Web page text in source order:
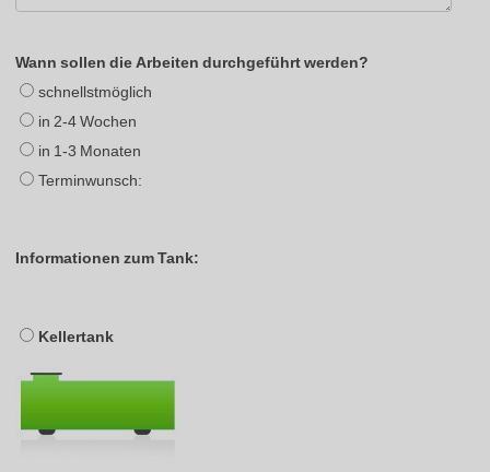
Wann sollen die Arbeiten durchgeführt werden?
schnellstmöglich
in 2-4 Wochen
in 1-3 Monaten
Terminwunsch:
Informationen zum Tank:
Kellertank